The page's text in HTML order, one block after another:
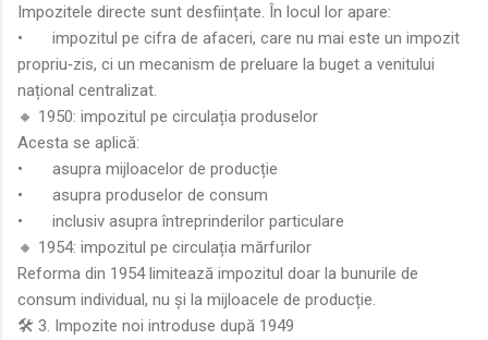
Impozitele directe sunt desființate. În locul lor apare:
•
impozitul pe cifra de afaceri, care nu mai este un impozit
propriu‑zis, ci un mecanism de preluare la buget a venitului
național centralizat.
🔸 1950: impozitul pe circulația produselor
Acesta se aplică:
•
asupra mijloacelor de producție
•
asupra produselor de consum
•
inclusiv asupra întreprinderilor particulare
🔸 1954: impozitul pe circulația mărfurilor
Reforma din 1954 limitează impozitul doar la bunurile de
consum individual, nu și la mijloacele de producție.
🛠️ 3. Impozite noi introduse după 1949